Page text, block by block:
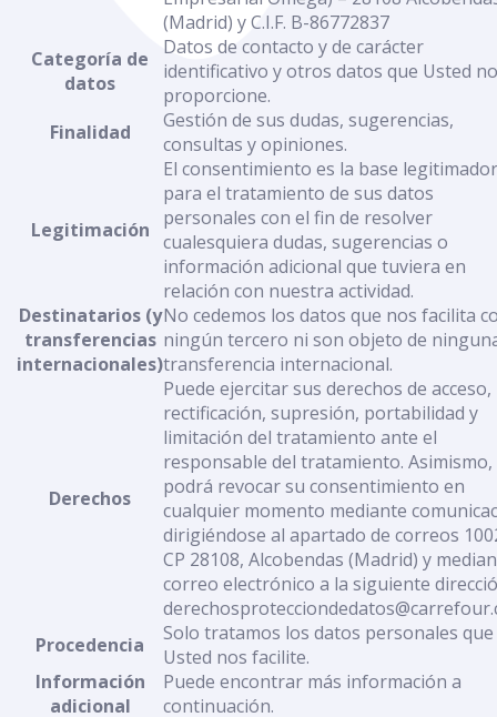
(Madrid) y C.I.F. B-86772837
Categoría de
datos
Datos de contacto y de carácter
identificativo y otros datos que Usted
proporcione.
Finalidad
Gestión de sus dudas, sugerencias,
consultas y opiniones.
Legitimación
El consentimiento es la base
para el tratamiento de sus datos
personales con el fin de resolver
cualesquiera dudas, sugerencias o
información adicional que tuviera en
relación con nuestra actividad.
Destinatarios (y
transferencias
internacionales)
No cedemos los datos que nos facilita
ningún tercero ni son objeto de
transferencia internacional.
Derechos
Puede ejercitar sus derechos de acceso,
rectificación, supresión, portabilidad y
limitación del tratamiento ante el
responsable del tratamiento. Asimismo,
podrá revocar su consentimiento en
cualquier momento mediante
dirigiéndose al apartado de correos
CP 28108, Alcobendas (Madrid) y
correo electrónico a la siguiente
Procedencia
Solo tratamos los datos personales que
Usted nos facilite.
Información
adicional
Puede encontrar más información a
continuación.